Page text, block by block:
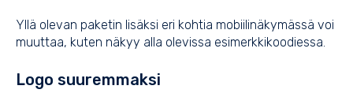
    margin: 0 auto;
}
span.VariationPriceFromText {
    text-align: center;
Yllä olevan paketin lisäksi eri kohtia mobiilinäkymässä voi
muuttaa, kuten näkyy alla olevissa esimerkkikoodiessa.
Logo suuremmaksi